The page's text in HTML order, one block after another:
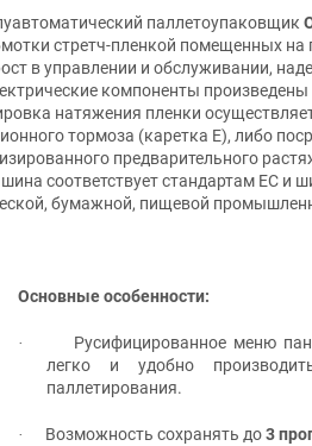
паллетоупаковщик
стретч-пленкой помещенных на
в управлении и обслуживании,
компоненты произведены
натяжения пленки
тормоза (каретка Е), либо
предварительного
соответствует стандартам ЕС и
бумажной, пищевой
Основные особенности:
·
Русифицированное меню
легко и удобно
паллетирования.
· Возможность сохранять до3